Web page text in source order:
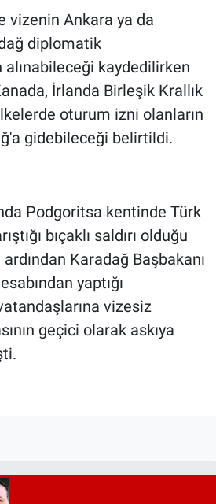
vizenin Ankara ya da
diplomatik
kaydedilirken
İrlanda Birleşik Krallık
oturum izni olanların
gidebileceği belirtildi.
Podgoritsa kentinde Türk
bıçaklı saldırı olduğu
Karadağ Başbakanı
yaptığı
vizesiz
geçici olarak askıya